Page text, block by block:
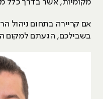
מקומיות, אשר בדרך כלל
אם קריירה בתחום ניהול
בשבילכם, הגעתם למקום